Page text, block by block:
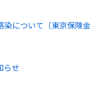
染について（東京保険金
らせ